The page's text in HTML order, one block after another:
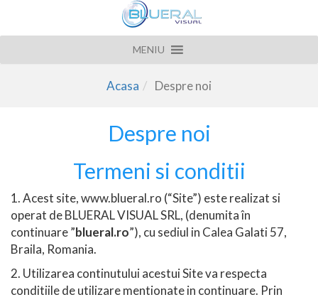
MENIU
Acasa Despre noi
Despre noi
Termeni si conditii
1. Acest site, www.blueral.ro (“Site”) este realizat si
operat de BLUERAL VISUAL SRL, (denumita în
continuare ”blueral.ro”), cu sediul in Calea Galati 57,
Braila, Romania.
2. Utilizarea continutului acestui Site va respecta
conditiile de utilizare mentionate in continuare. Prin